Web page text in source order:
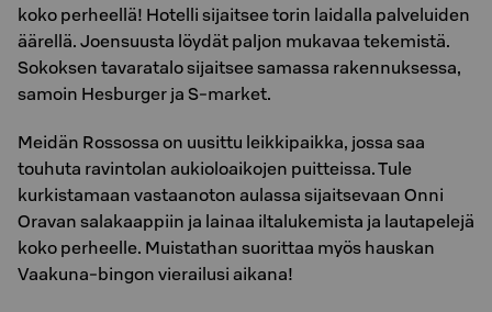
koko perheellä! Hotelli sijaitsee torin laidalla palveluiden
äärellä. Joensuusta löydät paljon mukavaa tekemistä.
Sokoksen tavaratalo sijaitsee samassa rakennuksessa,
samoin Hesburger ja S-market.
Meidän Rossossa on uusittu leikkipaikka, jossa saa
touhuta ravintolan aukioloaikojen puitteissa. Tule
kurkistamaan vastaanoton aulassa sijaitsevaan Onni
Oravan salakaappiin ja lainaa iltalukemista ja lautapelejä
koko perheelle. Muistathan suorittaa myös hauskan
Vaakuna-bingon vierailusi aikana!